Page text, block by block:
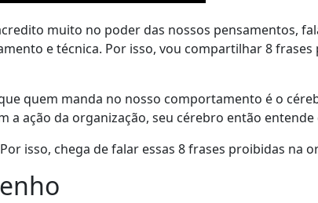
muito no poder das nossos pensamentos,
e técnica. Por isso, vou compartilhar 8
quem manda no nosso comportamento é o
a ação da organização, seu cérebro então
isso, chega de falar essas 8 frases proibidas na